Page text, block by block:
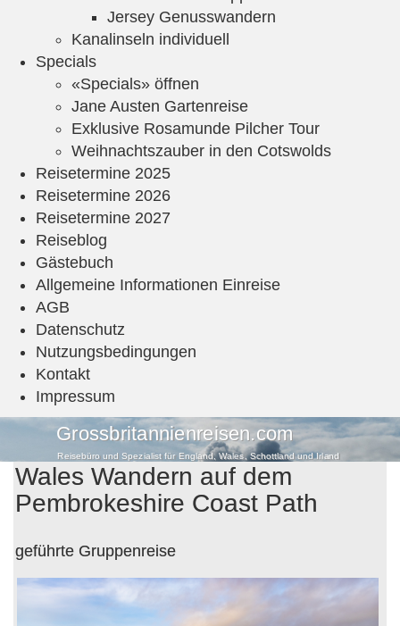
Jersey Genusswandern
Kanalinseln individuell
Specials
«Specials» öffnen
Jane Austen Gartenreise
Exklusive Rosamunde Pilcher Tour
Weihnachtszauber in den Cotswolds
Reisetermine 2025
Reisetermine 2026
Reisetermine 2027
Reiseblog
Gästebuch
Allgemeine Informationen Einreise
AGB
Datenschutz
Nutzungsbedingungen
Kontakt
Impressum
Grossbritannienreisen.com
Reisebüro und Spezialist für England, Wales, Schottland und Irland
Wales Wandern auf dem
Pembrokeshire Coast Path
geführte Gruppenreise